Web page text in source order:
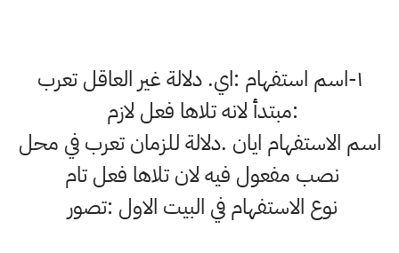
١-اسم استفهام :اي. دلالة غير العاقل تعرب
:مبتدأ لانه تلاها فعل لازم
اسم الاستفهام ايان .دلالة للزمان تعرب في محل
نصب مفعول فيه لان تلاها فعل تام
نوع الاستفهام في البيت الاول :تصور